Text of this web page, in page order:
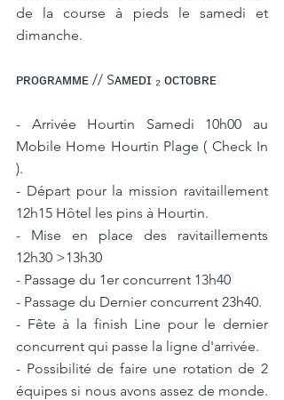
de la course à pieds le samedi et
dimanche.
ᴘʀᴏɢʀᴀᴍᴍᴇ // Sᴀᴍᴇᴅɪ ₂ ᴏᴄᴛᴏʙʀᴇ
- Arrivée Hourtin Samedi 10h00 au
Mobile Home Hourtin Plage ( Check In
).
- Départ pour la mission ravitaillement
12h15 Hôtel les pins à Hourtin.
- Mise en place des ravitaillements
12h30 >13h30
- Passage du 1er concurrent 13h40
- Passage du Dernier concurrent 23h40.
- Fête à la finish Line pour le dernier
concurrent qui passe la ligne d'arrivée.
- Possibilité de faire une rotation de 2
équipes si nous avons assez de monde.